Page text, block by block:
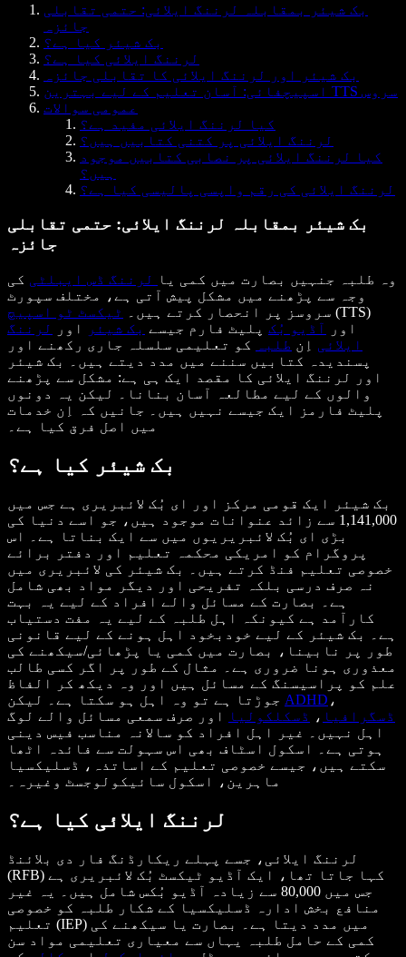
بک شیئر بمقابلہ لرننگ ایلائی: حتمی تقابلی
جائزہ
بک شیئر کیا ہے؟
لرننگ ایلائی کیا ہے؟
بک شیئر اور لرننگ ایلائی کا تقابلی جائزہ
اسپیچفائی: آسان تعلیم کے لیے بہترین TTS سروس
عمومی سوالات
کیا لرننگ ایلائی مفید ہے؟
لرننگ ایلائی پر کتنی کتابیں ہیں؟
کیا لرننگ ایلائی پر نصابی کتابیں موجود
ہیں؟
لرننگ ایلائی کی رقم واپسی پالیسی کیا ہے؟
بک شیئر بمقابلہ لرننگ ایلائی: حتمی تقابلی
جائزہ
وہ طلبہ جنہیں بصارت میں کمی یا لرننگ ڈس ایبلٹی کی
وجہ سے پڑھنے میں مشکل پیش آتی ہے، مختلف سپورٹ
سروسز پر انحصار کرتے ہیں۔
ٹیکسٹ ٹو اسپیچ
(TTS)
اور
آڈیو بُک پلیٹ فارم جیسے بک شیئر اور
لرننگ
ایلائی اِن طلبہ
کو تعلیمی سلسلہ جاری رکھنے اور
پسندیدہ کتابیں سننے میں مدد دیتے ہیں۔ بک شیئر
اور لرننگ ایلائی کا مقصد ایک ہی ہے: مشکل سے پڑھنے
والوں کے لیے مطالعہ آسان بنانا۔ لیکن یہ دونوں
پلیٹ فارمز ایک جیسے نہیں ہیں۔ جانیں کہ اِن خدمات
میں اصل فرق کیا ہے۔
بک شیئر کیا ہے؟
بک شیئر ایک قومی مرکز اور ای بُک لائبریری ہے جس میں
1,141,000 سے زائد عنوانات موجود ہیں، جو اسے دنیا کی
بڑی ای بُک لائبریریوں میں سے ایک بناتا ہے۔ اس
پروگرام کو امریکی محکمہ تعلیم اور دفتر برائے
خصوصی تعلیم فنڈ کرتے ہیں۔ بک شیئر کی لائبریری میں
نہ صرف درسی بلکہ تفریحی اور دیگر مواد بھی شامل
ہے۔ بصارت کے مسائل والے افراد کے لیے یہ بہت
کارآمد ہے کیونکہ اہل طلبہ کے لیے یہ مفت دستیاب
ہے۔ بک شیئر کے لیے خودبخود اہل ہونے کے لیے قانونی
طور پر نابینا، بصارت میں کمی یا پڑھائی/سیکھنے کی
معذوری ہونا ضروری ہے۔ مثال کے طور پر اگر کسی طالب
علم کو پراسیسنگ کے مسائل ہیں اور وہ دیکھ کر الفاظ
ADHD ،
ڈسگرافیا ، ڈسکلکولیا
اور صرف سمعی مسائل والے لوگ
اہل نہیں۔ غیر اہل افراد کو سالانہ مناسب فیس دینی
ہوتی ہے۔ اسکول اسٹاف بھی اس سہولت سے فائدہ اٹھا
سکتے ہیں، جیسے خصوصی تعلیم کے اساتذہ، ڈسلیکسیا
ماہرین، اسکول سائیکولوجسٹ وغیرہ۔
لرننگ ایلائی کیا ہے؟
لرننگ ایلائی، جسے پہلے ریکارڈنگ فار دی بلائنڈ
(RFB) کہا جاتا تھا، ایک آڈیو ٹیکسٹ بُک لائبریری ہے
جس میں 80,000 سے زیادہ آڈیو بُکس شامل ہیں۔ یہ غیر
منافع بخش ادارہ ڈسلیکسیا کے شکار طلبہ کو خصوصی
تعلیم (IEP) میں مدد دیتا ہے۔ بصارت یا سیکھنے کی
کمی کے حامل طلبہ یہاں سے معیاری تعلیمی مواد سن